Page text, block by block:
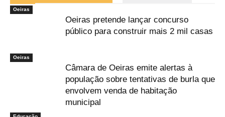
Oeiras
Oeiras pretende lançar concurso
público para construir mais 2 mil casas
Oeiras
Câmara de Oeiras emite alertas à
população sobre tentativas de burla que
envolvem venda de habitação
municipal